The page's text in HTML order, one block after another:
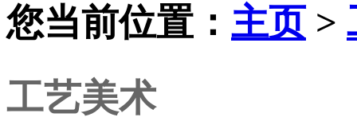
您当前位置： 主页>
工艺美术